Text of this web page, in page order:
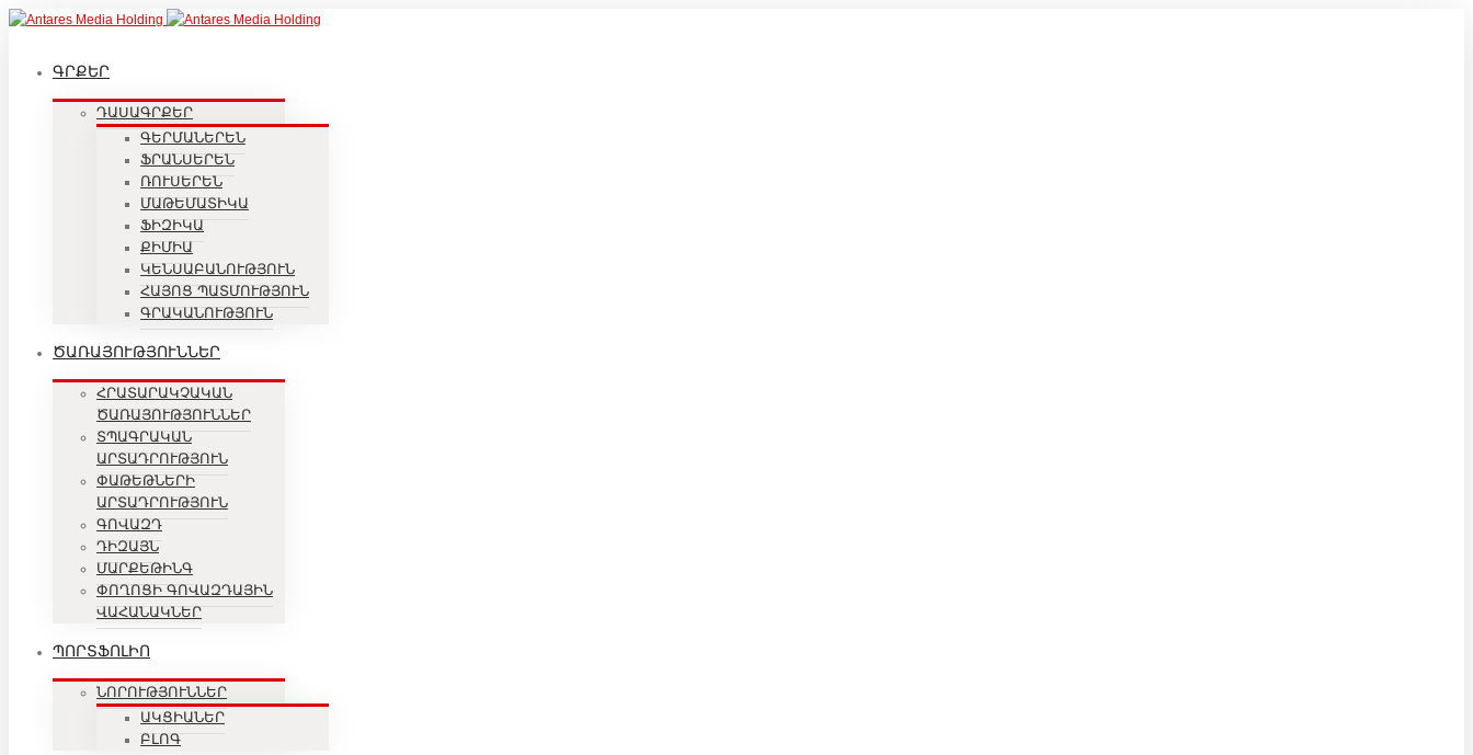
ԳՐՔԵՐ
ԴԱՍԱԳՐՔԵՐ
ԳԵՐՄԱՆԵՐԵՆ
ՖՐԱՆՍԵՐԵՆ
ՌՈՒՍԵՐԵՆ
ՄԱԹԵՄԱՏԻԿԱ
ՖԻԶԻԿԱ
ՔԻՄԻԱ
ԿԵՆՍԱԲԱՆՈՒԹՅՈՒՆ
ՀԱՅՈՑ ՊԱՏՄՈՒԹՅՈՒՆ
ԳՐԱԿԱՆՈՒԹՅՈՒՆ
ԾԱՌԱՅՈՒԹՅՈՒՆՆԵՐ
ՀՐԱՏԱՐԱԿՉԱԿԱՆ
ԾԱՌԱՅՈՒԹՅՈՒՆՆԵՐ
ՏՊԱԳՐԱԿԱՆ
ԱՐՏԱԴՐՈՒԹՅՈՒՆ
ՓԱԹԵԹՆԵՐԻ
ԱՐՏԱԴՐՈՒԹՅՈՒՆ
ԳՈՎԱԶԴ
ԴԻԶԱՅՆ
ՄԱՐՔԵԹԻՆԳ
ՓՈՂՈՑԻ ԳՈՎԱԶԴԱՅԻՆ
ՎԱՀԱՆԱԿՆԵՐ
ՊՈՐՏՖՈԼԻՈ
ՆՈՐՈՒԹՅՈՒՆՆԵՐ
ԱԿՑԻԱՆԵՐ
ԲԼՈԳ